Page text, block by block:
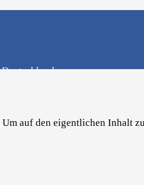
Um auf den eigentlichen Inhalt